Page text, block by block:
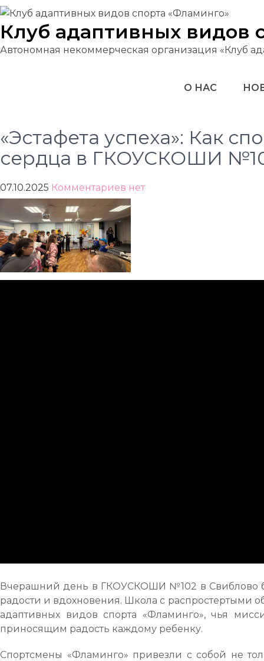
Перейти
содержимому
Клуб адаптивных видов
Автономная некоммерческая организация «Клуб
О НАС
«Эстафета успеха»: Как
сердца в ГКОУСКОШИ
07.10.2025 Комментариев нет
Вчерашний день в ГКОУСКОШИ №102 в Свиблово
радости и вдохновения. Школа с распростертыми
адаптивных видов спорта «Фламинго», чья
приносящим радость каждому ребенку.
Спортсмены «Фламинго» привезли с собой не